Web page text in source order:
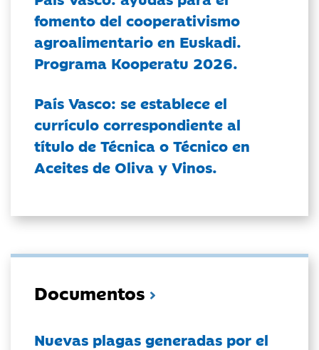
fomento del cooperativismo
agroalimentario en Euskadi.
Programa Kooperatu 2026.
País Vasco: se establece el
currículo correspondiente al
título de Técnica o Técnico en
Aceites de Oliva y Vinos.
Documentos
Nuevas plagas generadas por el